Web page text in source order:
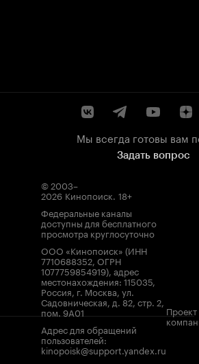
Мы всегда готовы вам
Задать вопрос
© 2003–
2026 Кинопоиск. 18+
Федеральные каналы
доступны для бесплатного
просмотра круглосуточно
ООО «Кинопоиск» (ИНН
7710688352, ОГРН
1077759854919), адрес
местонахождения: 115035,
Россия, г. Москва, ул.
Садовническая, д. 82, стр. 2,
пом. 9А01
Адрес для обращений
пользователей:
kinopoisk@support.yandex.ru
Проект